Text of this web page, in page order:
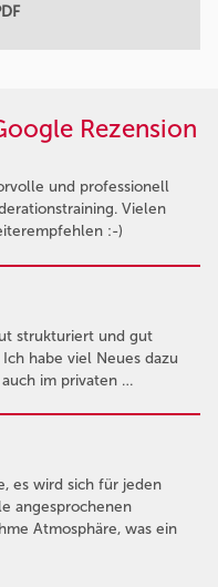
Rezension
und professionell
Vielen
:-)
strukturiert und gut
habe viel Neues dazu
im privaten …
es wird sich für jeden
angesprochenen
Atmosphäre, was ein